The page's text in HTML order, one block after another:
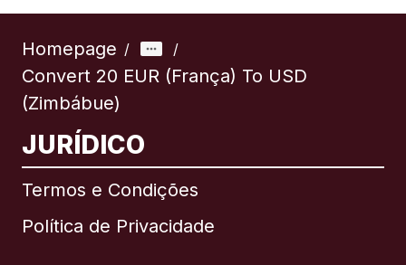
Homepage / /
Convert 20 EUR (França) To USD
(Zimbábue)
JURÍDICO
Termos e Condições
Política de Privacidade